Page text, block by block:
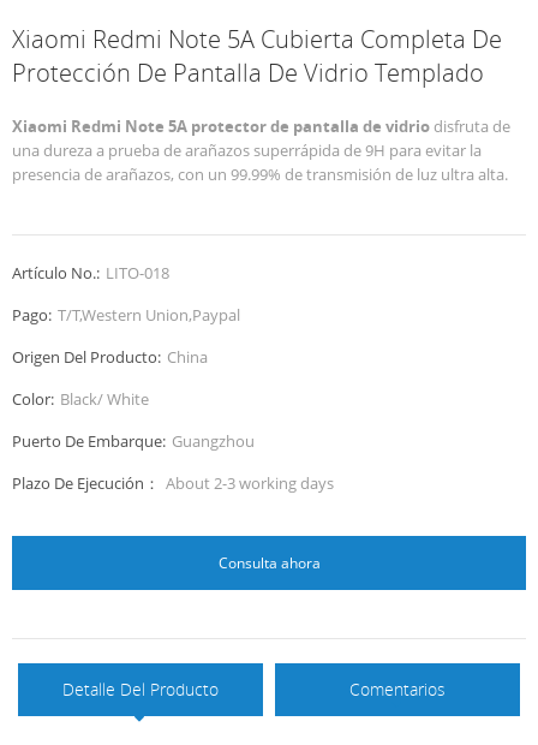
Xiaomi Redmi Note 5A Cubierta Completa De
Protección De Pantalla De Vidrio Templado
Xiaomi Redmi Note 5A protector de pantalla de vidriodisfruta de
una dureza a prueba de arañazos superrápida de 9H para evitar la
presencia de arañazos, con un 99.99% de transmisión de luz ultra alta.
Artículo No.: LITO-018
Pago: T/T,Western Union,Paypal
Origen Del Producto: China
Color: Black/ White
Puerto De Embarque: Guangzhou
Plazo De Ejecución： About 2-3 working days
Consulta ahora
Detalle Del Producto Comentarios